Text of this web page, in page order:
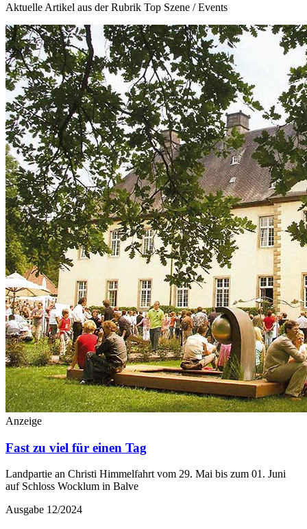
Aktuelle Artikel aus der Rubrik Top Szene / Events
Anzeige
Fast zu viel für einen Tag
Landpartie an Christi Himmelfahrt vom 29. Mai bis zum 01. Juni
auf Schloss Wocklum in Balve
Ausgabe 12/2024